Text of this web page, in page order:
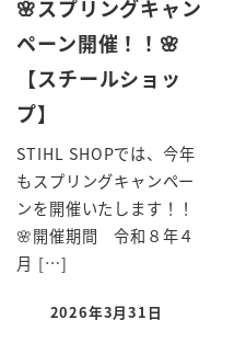
🌸スプリングキャン
ペーン開催！！🌸
【スチールショッ
プ】
STIHL SHOPでは、今年
もスプリングキャンペー
ンを開催いたします！！
🌸開催期間 令和８年４
月 […]
2026年3月31日